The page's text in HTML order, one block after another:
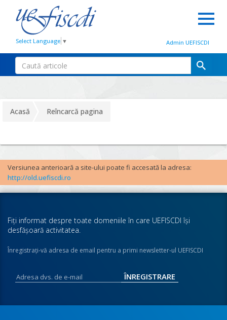
Select Language ▼ Admin UEFISCDI
Acasă Reîncarcă pagina
Versiunea anterioară a site-ului poate fi accesată la adresa:
http://old.uefiscdi.ro
Fiţi informat despre toate domeniile în care UEFISCDI îşi
desfăşoară activitatea.
Înregistraţi-vă adresa de email pentru a primi newsletter-ul UEFISCDI